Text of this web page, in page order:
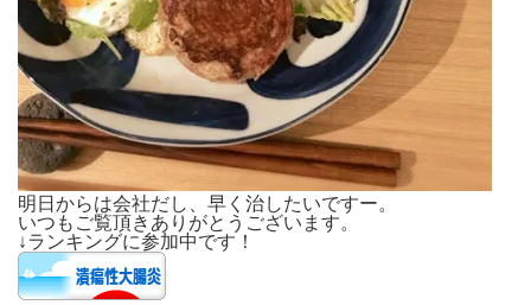
明日からは会社だし、 早く治したいですー。
いつもご覧頂きありがとうございます。
↓ランキングに参加中です！